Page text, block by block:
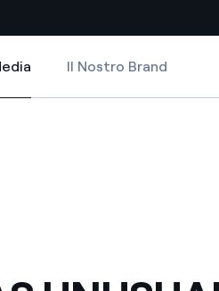
Siti Paese
Il Nostro Brand
DA ENEL DAY ORGANIZZATO DA ENEL
SUSTAINABILITY DAY ORGANIZZATO